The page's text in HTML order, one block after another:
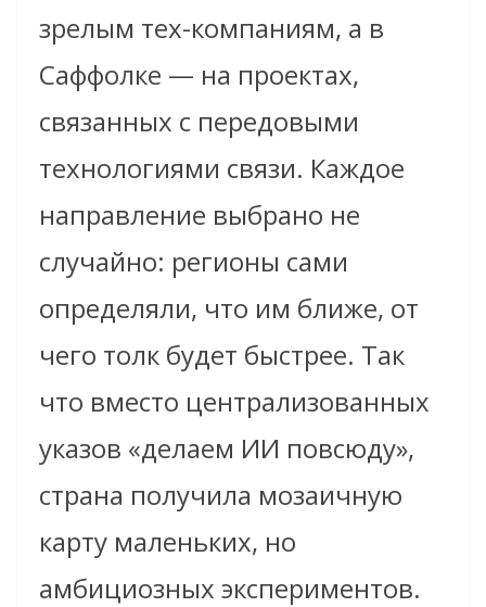
зрелым тех-компаниям, а в
Саффолке — на проектах,
связанных с передовыми
технологиями связи. Каждое
направление выбрано не
случайно: регионы сами
определяли, что им ближе, от
чего толк будет быстрее. Так
что вместо централизованных
указов «делаем ИИ повсюду»,
страна получила мозаичную
карту маленьких, но
амбициозных экспериментов.